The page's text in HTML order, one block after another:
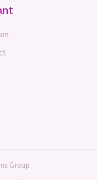
Group